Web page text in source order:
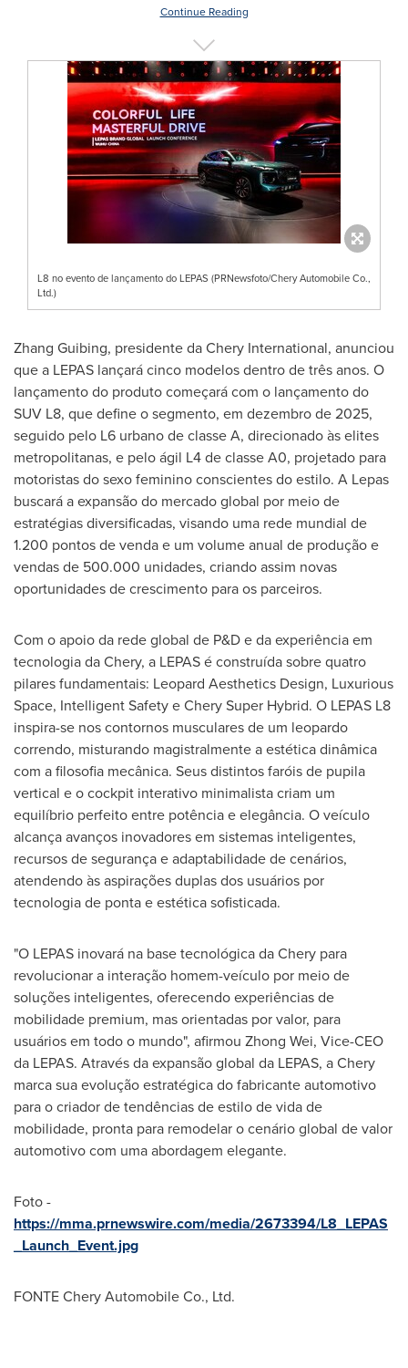
Continue Reading
L8 no evento de lançamento do LEPAS (PRNewsfoto/Chery Automobile Co.,
Ltd.)
Zhang Guibing, presidente da Chery International, anunciou
que a LEPAS lançará cinco modelos dentro de três anos. O
lançamento do produto começará com o lançamento do
SUV L8, que define o segmento, em dezembro de 2025,
seguido pelo L6 urbano de classe A, direcionado às elites
metropolitanas, e pelo ágil L4 de classe A0, projetado para
motoristas do sexo feminino conscientes do estilo. A Lepas
buscará a expansão do mercado global por meio de
estratégias diversificadas, visando uma rede mundial de
1.200 pontos de venda e um volume anual de produção e
vendas de 500.000 unidades, criando assim novas
oportunidades de crescimento para os parceiros.
Com o apoio da rede global de P&D e da experiência em
tecnologia da Chery, a LEPAS é construída sobre quatro
pilares fundamentais: Leopard Aesthetics Design, Luxurious
Space, Intelligent Safety e Chery Super Hybrid. O LEPAS L8
inspira-se nos contornos musculares de um leopardo
correndo, misturando magistralmente a estética dinâmica
com a filosofia mecânica. Seus distintos faróis de pupila
vertical e o cockpit interativo minimalista criam um
equilíbrio perfeito entre potência e elegância. O veículo
alcança avanços inovadores em sistemas inteligentes,
recursos de segurança e adaptabilidade de cenários,
atendendo às aspirações duplas dos usuários por
tecnologia de ponta e estética sofisticada.
"O LEPAS inovará na base tecnológica da Chery para
revolucionar a interação homem-veículo por meio de
soluções inteligentes, oferecendo experiências de
mobilidade premium, mas orientadas por valor, para
usuários em todo o mundo", afirmou Zhong Wei, Vice-CEO
da LEPAS. Através da expansão global da LEPAS, a Chery
marca sua evolução estratégica do fabricante automotivo
para o criador de tendências de estilo de vida de
mobilidade, pronta para remodelar o cenário global de valor
automotivo com uma abordagem elegante.
Foto -
https://mma.prnewswire.com/media/2673394/L8_LEPAS
_Launch_Event.jpg
FONTE Chery Automobile Co., Ltd.